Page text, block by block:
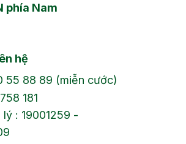
phía Nam
hệ
55 88 89 (miễn cước)
181
: 19001259 -